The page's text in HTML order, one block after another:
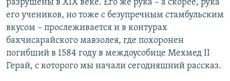
у
щ
и
й
с
щ
й
с
л
разрушены в XIX веке. Его же рука – а скорее, рука
его учеников, но тоже с безупречным стамбульским
вкусом – прослеживается и в контурах
бахчисарайского мавзолея, где похоронен
погибший в 1584 году в междоусобице Мехмед II
Герай, с которого мы начали сегодняшний рассказ.